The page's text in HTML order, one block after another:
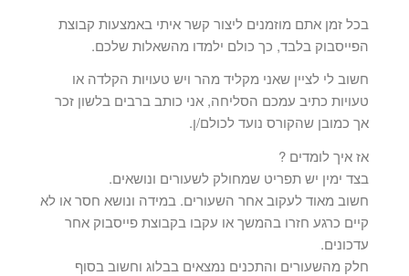
בכל זמן אתם מוזמנים ליצור קשר איתי באמצעות קבוצת
הפייסבוק בלבד, כך כולם ילמדו מהשאלות שלכם.
חשוב לי לציין שאני מקליד מהר ויש טעויות הקלדה או
טעויות כתיב עמכם הסליחה, אני כותב ברבים בלשון זכר
אך כמובן שהקורס נועד לכולם/ן.
אז איך לומדים ?
בצד ימין יש תפריט שמחולק לשעורים ונושאים.
חשוב מאוד לעקוב אחר השעורים. במידה ונושא חסר או לא
קיים כרגע חזרו בהמשך או עקבו בקבוצת פייסבוק אחר
עדכונים.
חלק מהשעורים והתכנים נמצאים בבלוג וחשוב בסוף